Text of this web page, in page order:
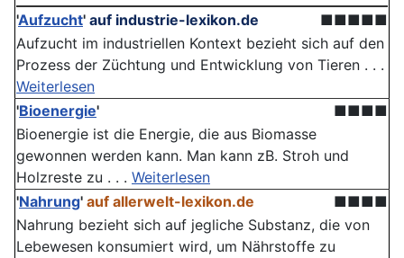
'Aufzucht' auf industrie-lexikon.de
■■■■■
Aufzucht im industriellen Kontext bezieht sich auf den
Prozess der Züchtung und Entwicklung von Tieren . . .
Weiterlesen
'Bioenergie'
■■■■
Bioenergie ist die Energie, die aus Biomasse
gewonnen werden kann. Man kann zB. Stroh und
Holzreste zu . . . Weiterlesen
'Nahrung' auf allerwelt-lexikon.de
■■■■
Nahrung bezieht sich auf jegliche Substanz, die von
Lebewesen konsumiert wird, um Nährstoffe zu